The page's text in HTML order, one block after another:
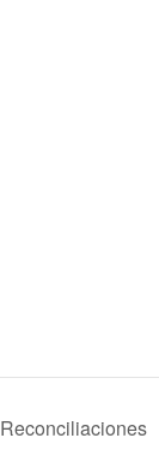
Reconciliaciones